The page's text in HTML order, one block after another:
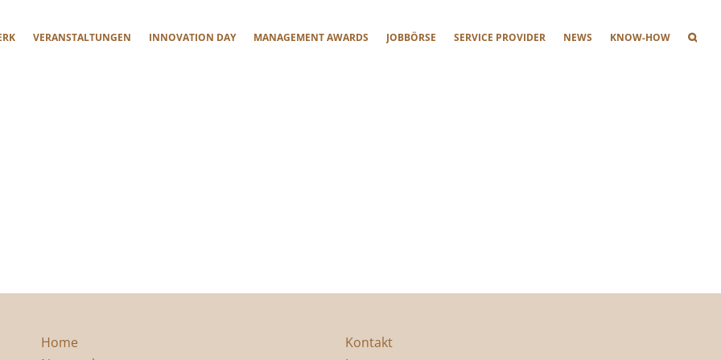
VERANSTALTUNGEN INNOVATION DAY MANAGEMENT AWARDS JOBBÖRSE SERVICE PROVIDER NEWS KNOW-HOW
Home
Kontakt